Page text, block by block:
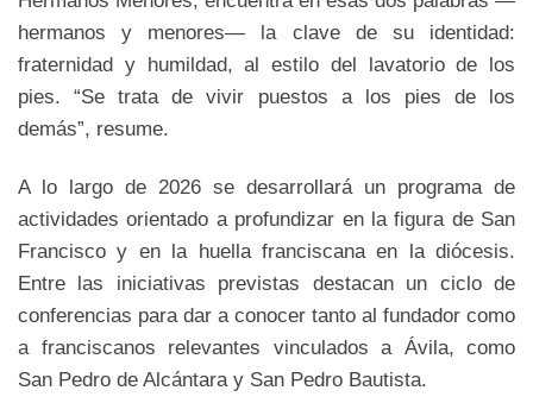
hermanos y menores— la clave de su identidad:
fraternidad y humildad, al estilo del lavatorio de los
pies. “Se trata de vivir puestos a los pies de los
demás”, resume.
A lo largo de 2026 se desarrollará un programa de
actividades orientado a profundizar en la figura de San
Francisco y en la huella franciscana en la diócesis.
Entre las iniciativas previstas destacan un ciclo de
conferencias para dar a conocer tanto al fundador como
a franciscanos relevantes vinculados a Ávila, como
San Pedro de Alcántara y San Pedro Bautista.